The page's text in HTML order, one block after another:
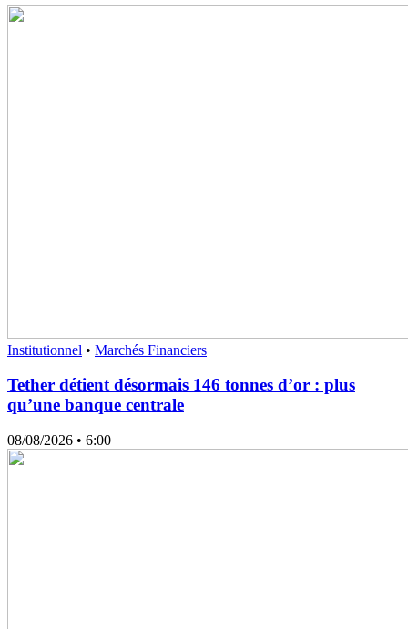
Institutionnel • Marchés Financiers
Tether détient désormais 146 tonnes d’or : plus
qu’une banque centrale
08/08/2026 • 6:00